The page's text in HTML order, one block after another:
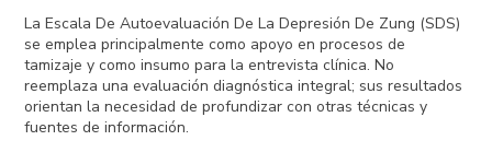
La Escala De Autoevaluación De La Depresión De Zung (SDS)
se emplea principalmente como apoyo en procesos de
tamizaje y como insumo para la entrevista clínica. No
reemplaza una evaluación diagnóstica integral; sus resultados
orientan la necesidad de profundizar con otras técnicas y
fuentes de información.